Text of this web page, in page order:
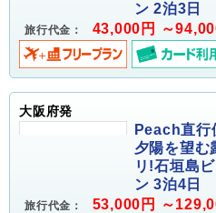
ン 2泊3日
旅行代金： 43,000円 ～
大阪府発
Peach直行
夕陽を望む
リ!石垣島
ン 3泊4日
旅行代金： 53,000円 ～